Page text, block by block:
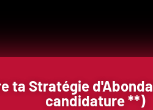
ta Stratégie
candidature **)